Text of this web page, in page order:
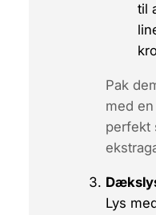
til
Pak
med
perfekt
Lys